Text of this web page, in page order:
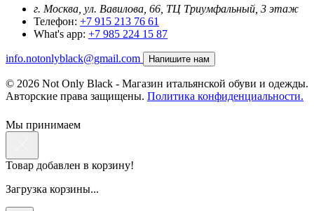
г. Москва, ул. Вавилова, 66, ТЦ Триумфальный, 3 этаж
Телефон: +7 915 213 76 61
What's app: +7 985 224 15 87
info.notonlyblack@gmail.com Напишите нам
© 2026 Not Only Black - Магазин итальянской обуви и одежды.
Авторские права защищены. Политика конфиденциальности.
Мы принимаем
Товар добавлен в корзину!
Загрузка корзины...